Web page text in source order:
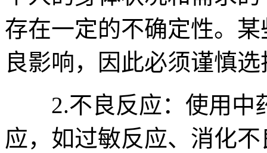
存在一定的不确定性。
良影响，因此必须谨慎
2.不良反应：使用中
应，如过敏反应、消化